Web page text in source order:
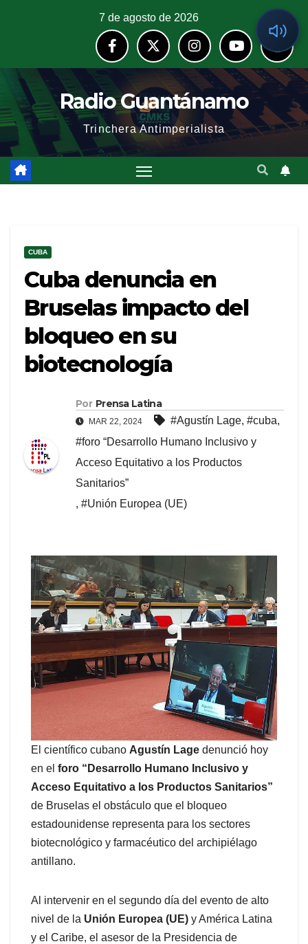
7 de agosto de 2026
Radio Guantánamo
Trinchera Antimperialista
CUBA
Cuba denuncia en
Bruselas impacto del
bloqueo en su
biotecnología
Por Prensa Latina
MAR 22, 2024 #Agustín Lage, #cuba,
#foro “Desarrollo Humano Inclusivo y
Acceso Equitativo a los Productos
Sanitarios”
, #Unión Europea (UE)
El científico cubano Agustín Lage denunció hoy
en el foro “Desarrollo Humano Inclusivo y
Acceso Equitativo a los Productos Sanitarios”
de Bruselas el obstáculo que el bloqueo
estadounidense representa para los sectores
biotecnológico y farmacéutico del archipiélago
antillano.
Al intervenir en el segundo día del evento de alto
nivel de la Unión Europea (UE) y América Latina
y el Caribe, el asesor de la Presidencia de